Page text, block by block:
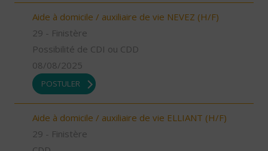
Aide à domicile / auxiliaire de vie NEVEZ (H/F)
29 - Finistère
Possibilité de CDI ou CDD
08/08/2025
POSTULER
Aide à domicile / auxiliaire de vie ELLIANT (H/F)
29 - Finistère